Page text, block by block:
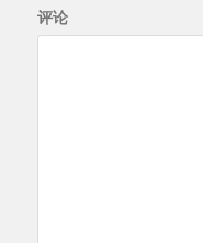
评论